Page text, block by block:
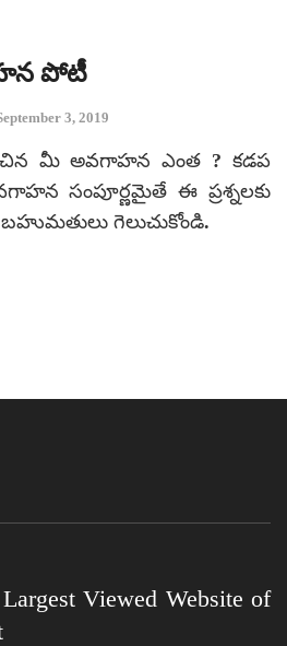
పోటీ
3, 2019
మీ అవగాహన ఎంత ? కడప
సంపూర్ణమైతే ఈ ప్రశ్నలకు
గెలుచుకోండి.
Viewed Website of